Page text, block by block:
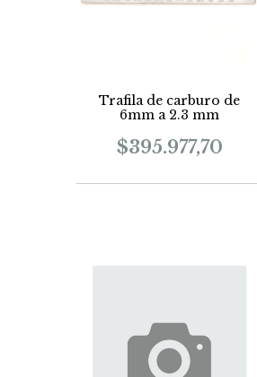
Trafila de carburo de
6mm a 2.3 mm
$395.977,70